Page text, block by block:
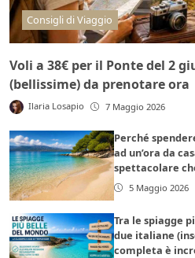
Consigli di Viaggio
Voli a 38€ per il Ponte del 2
(bellissime) da prenotare ora
Ilaria Losapio 7 Maggio 2026
Perché
ad un’ora da
spettacolare
5 Maggio 2026
Tra le spiagge
due italiane
completa è